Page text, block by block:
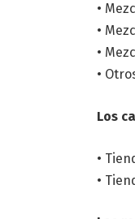
•
•
•
•
Los
•
•